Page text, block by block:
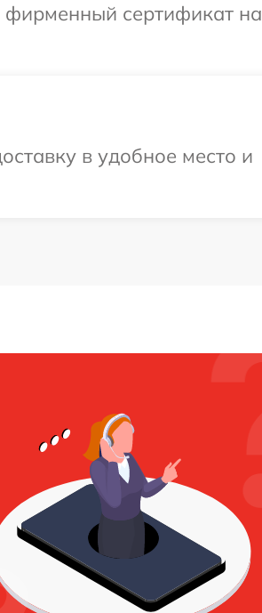
сертификат на
в удобное место и